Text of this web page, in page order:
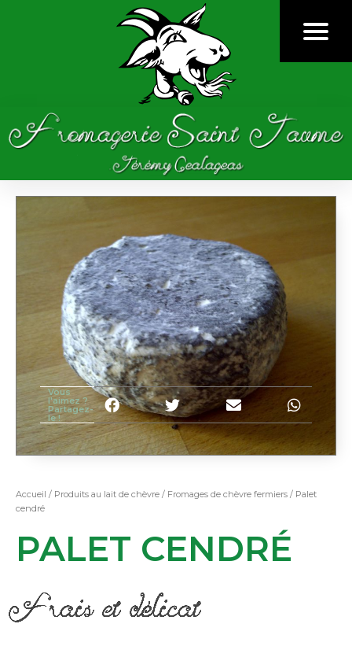
Accueil / Produits au lait de chèvre / Fromages de chèvre fermiers / Palet
cendré
PALET CENDRÉ
Frais et délicat
Vous
l'aimez ?
Partagez-
le !